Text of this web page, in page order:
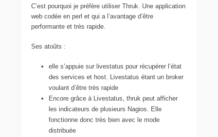
C’est pourquoi je préfère utiliser Thruk. Une application
web codée en perl et qui a l’avantage d’être
performante et très rapide.
Ses atoûts :
elle s’appuie sur livestatus pour récupérer l’état
des services et host. Livestatus étant un broker
voulant d’être très rapide
Encore grâce à Livestatus, thruk peut afficher
les indicateurs de plusieurs Nagios. Elle
fonctionne donc très bien avec le mode
distribuée